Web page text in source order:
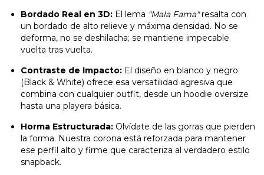
Bordado Real en 3D: El lema "Mala Fama"resalta con
un bordado de alto relieve y máxima densidad. No se
deforma, no se deshilacha; se mantiene impecable
vuelta tras vuelta.
Contraste de Impacto: El diseño en blanco y negro
(Black & White) ofrece esa versatilidad agresiva que
combina con cualquier outfit, desde un hoodie oversize
hasta una playera básica.
Horma Estructurada: Olvídate de las gorras que pierden
la forma. Nuestra corona está reforzada para mantener
ese perfil alto y firme que caracteriza al verdadero estilo
snapback.